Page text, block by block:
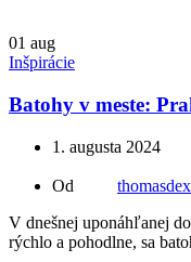
01 aug
Inšpirácie
Batohy v meste:
1. augusta 2024
Od
V dnešnej uponáhľanej
rýchlo a pohodlne, sa